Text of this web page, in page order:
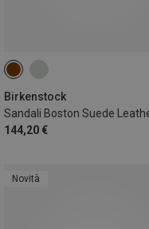
Birkenstock
144,20 €
41 42
46
Novità